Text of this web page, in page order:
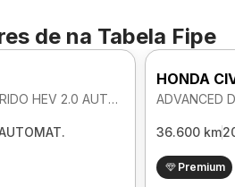
de na Tabela Fipe
ADVANCED DOHC HIBRIDO HEV 2.0 AUTOMATICO
HONDA
36.600 km
Premium